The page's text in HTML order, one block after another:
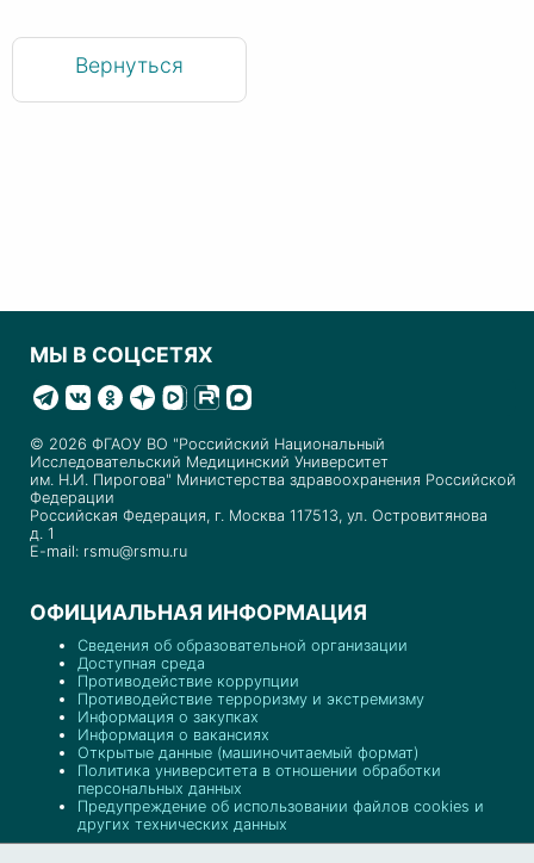
Вернуться
МЫ В СОЦСЕТЯХ
© 2026 ФГАОУ ВО "Российский Национальный
Исследовательский Медицинский Университет
им. Н.И. Пирогова" Министерства здравоохранения Российской
Федерации
Российская Федерация, г. Москва 117513, ул. Островитянова
д. 1
E-mail: rsmu@rsmu.ru
ОФИЦИАЛЬНАЯ ИНФОРМАЦИЯ
Сведения об образовательной организации
Доступная среда
Противодействие коррупции
Противодействие терроризму и экстремизму
Информация о закупках
Информация о вакансиях
Открытые данные (машиночитаемый формат)
Политика университета в отношении обработки
персональных данных
Предупреждение об использовании файлов cookies и
других технических данных